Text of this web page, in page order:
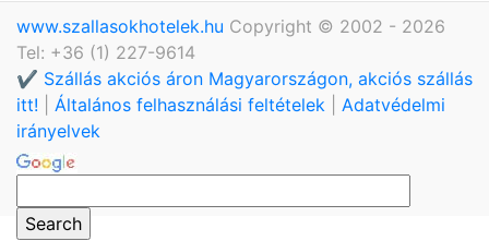
www.szallasokhotelek.hu Copyright © 2002 - 2026
Tel: +36 (1) 227-9614
✔️ Szállás akciós áron Magyarországon, akciós szállás
itt!
Általános felhasználási feltételek
Adatvédelmi
irányelvek